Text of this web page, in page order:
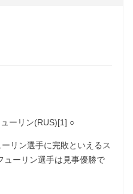
ーリン(RUS)[1] ○
リン選手に完敗といえるス
ューリン選手は見事優勝で